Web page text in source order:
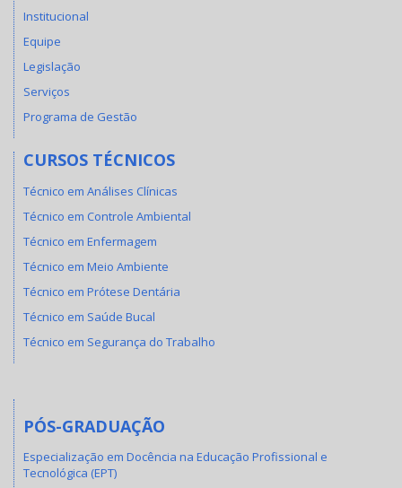
Institucional
Equipe
Legislação
Serviços
Programa de Gestão
CURSOS TÉCNICOS
Técnico em Análises Clínicas
Técnico em Controle Ambiental
Técnico em Enfermagem
Técnico em Meio Ambiente
Técnico em Prótese Dentária
Técnico em Saúde Bucal
Técnico em Segurança do Trabalho
PÓS-GRADUAÇÃO
Especialização em Docência na Educação Profissional e
Tecnológica (EPT)